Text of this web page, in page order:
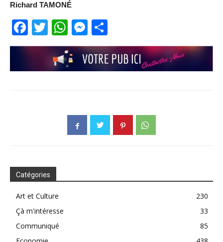
Richard TAMONÉ
Facebook
TwitterWhatsApp
Messenger
Catégories
Art et Culture
230
Çà m'intéresse
33
Communiqué
85